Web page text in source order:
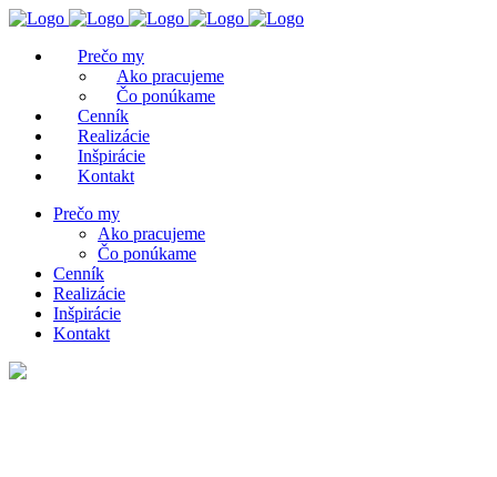
Prečo my
Ako pracujeme
Čo ponúkame
Cenník
Realizácie
Inšpirácie
Kontakt
Prečo my
Ako pracujeme
Čo ponúkame
Cenník
Realizácie
Inšpirácie
Kontakt